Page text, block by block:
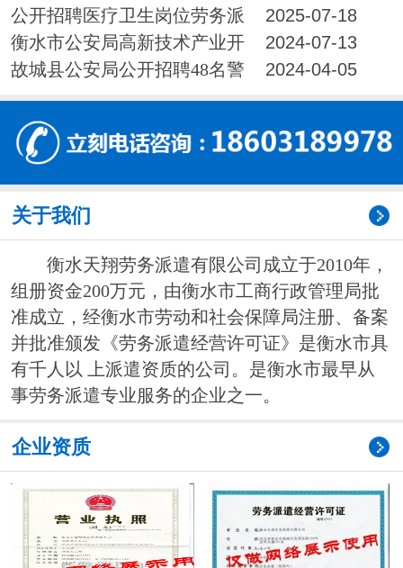
录取人员公示
2025-07-18
公开招聘医疗卫生岗位劳务派
遣制工作人员拟录取人员公示
2024-07-13
衡水市公安局高新技术产业开
发区分局警务辅助人员拟录取公示2024-04-05
故城县公安局公开招聘48名警
关于我们
衡水天翔劳务派遣有限公司成立于2010年，
组册资金200万元，由衡水市工商行政管理局批
准成立，经衡水市劳动和社会保障局注册、备案
并批准颁发《劳务派遣经营许可证》是衡水市具
有千人以 上派遣资质的公司。是衡水市最早从
事劳务派遣专业服务的企业之一。
企业资质